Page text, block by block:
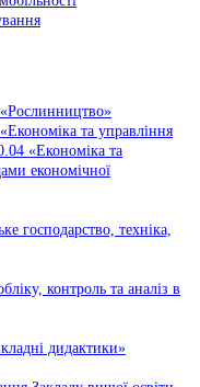
«Рослинництво»
та управління
«Економіка та
економічної
господарство, техніка,
контроль та аналіз в
дидактики»